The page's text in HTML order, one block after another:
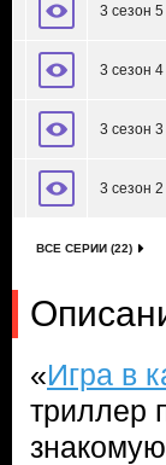
3 сезон
3 сезон
3 сезон
3 сезон
ВСЕ СЕРИИ (22)
«Игра в
триллер